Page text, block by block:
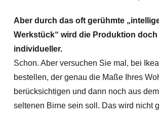
Aber durch das oft gerühmte
Werkstück“ wird die Produktion doch
individueller.
Schon. Aber versuchen Sie mal, bei
bestellen, der genau die Maße Ihres
berücksichtigen und dann noch aus
seltenen Birne sein soll. Das wird nicht